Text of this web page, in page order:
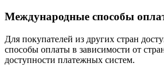
Международные способы
Для покупателей из других стран
способы оплаты в зависимости от
доступности платежных систем.